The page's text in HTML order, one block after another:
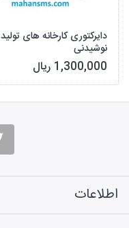
دایرکتوری کارخانه های تولید
نوشیدنی
1,300,000 ریال
اطلاعات